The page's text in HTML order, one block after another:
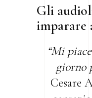
Gli
imparare
“Mi
giorno
Cesare